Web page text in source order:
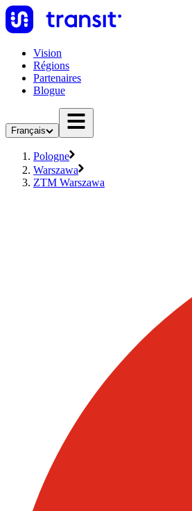
Vision
Régions
Partenaires
Blogue
Français
Pologne
Warszawa
ZTM Warszawa